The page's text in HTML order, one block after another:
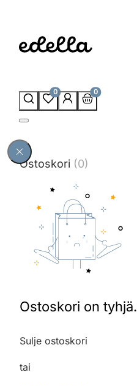
0 0
Ostoskori (0)
Ostoskori on tyhjä.
Sulje ostoskori
tai